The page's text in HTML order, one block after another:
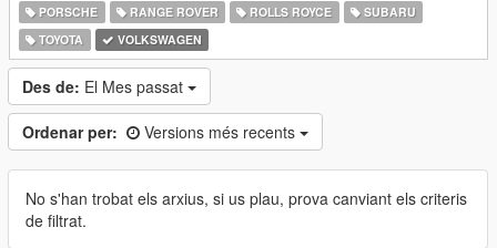
PORSCHE
RANGE ROVER ROLLS ROYCE
SUBARU
TOYOTA
VOLKSWAGEN
Des de: El Mes passat
Ordenar per: Versions més recents
No s'han trobat els arxius, si us plau, prova canviant els criteris
de filtrat.